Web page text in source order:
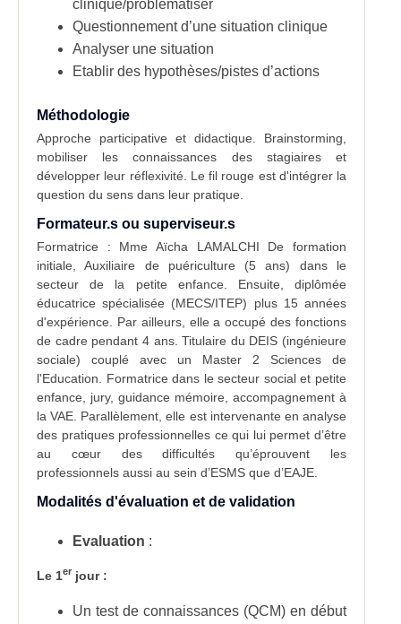
clinique/problématiser
Questionnement d’une situation clinique
Analyser une situation
Etablir des hypothèses/pistes d’actions
Méthodologie
Approche participative et didactique. Brainstorming,
mobiliser les connaissances des stagiaires et
développer leur réflexivité. Le fil rouge est d'intégrer la
question du sens dans leur pratique.
Formateur.s ou superviseur.s
Formatrice : Mme Aïcha LAMALCHI De formation
initiale, Auxiliaire de puériculture (5 ans) dans le
secteur de la petite enfance. Ensuite, diplômée
éducatrice spécialisée (MECS/ITEP) plus 15 années
d'expérience. Par ailleurs, elle a occupé des fonctions
de cadre pendant 4 ans. Titulaire du DEIS (ingénieure
sociale) couplé avec un Master 2 Sciences de
l'Education. Formatrice dans le secteur social et petite
enfance, jury, guidance mémoire, accompagnement à
la VAE. Parallèlement, elle est intervenante en analyse
des pratiques professionnelles ce qui lui permet d’être
au cœur des difficultés qu’éprouvent les
professionnels aussi au sein d’ESMS que d’EAJE.
Modalités d'évaluation et de validation
Evaluation :
Le 1er jour :
Un test de connaissances (QCM) en début